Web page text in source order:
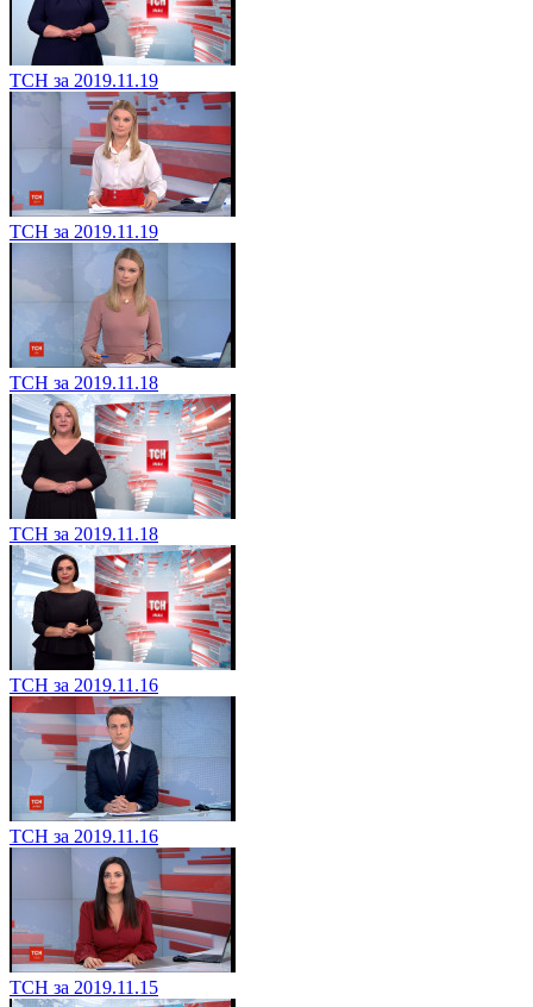
ТСН за 2019.11.19
ТСН за 2019.11.19
ТСН за 2019.11.18
ТСН за 2019.11.18
ТСН за 2019.11.16
ТСН за 2019.11.16
ТСН за 2019.11.15